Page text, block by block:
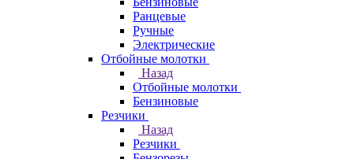
Ранцевые
Ручные
Электрические
Отбойные молотки
Назад
Отбойные молотки
Бензиновые
Резчики
Назад
Резчики